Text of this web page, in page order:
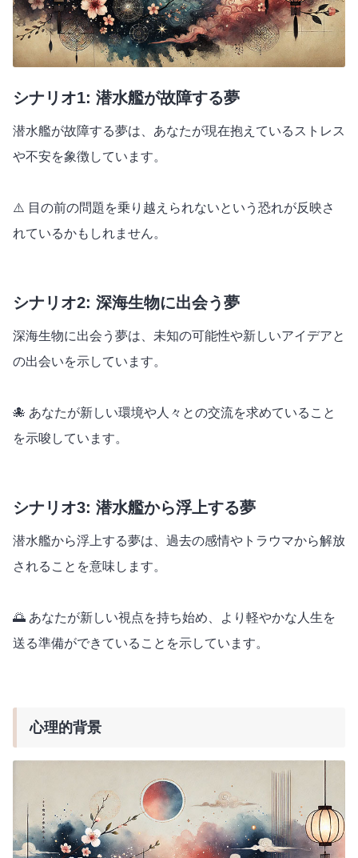
シナリオ1: 潜水艦が故障する夢
潜水艦が故障する夢は、あなたが現在抱えているストレス
や不安を象徴しています。
⚠️ 目の前の問題を乗り越えられないという恐れが反映さ
れているかもしれません。
シナリオ2: 深海生物に出会う夢
深海生物に出会う夢は、未知の可能性や新しいアイデアと
の出会いを示しています。
🐙 あなたが新しい環境や人々との交流を求めていること
を示唆しています。
シナリオ3: 潜水艦から浮上する夢
潜水艦から浮上する夢は、過去の感情やトラウマから解放
されることを意味します。
🌅 あなたが新しい視点を持ち始め、より軽やかな人生を
送る準備ができていることを示しています。
心理的背景